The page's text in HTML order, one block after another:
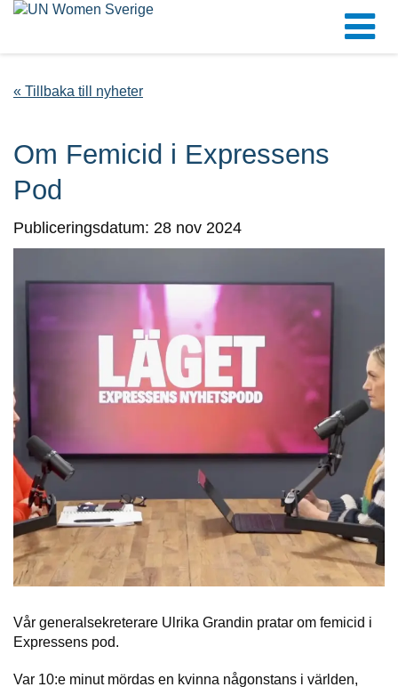
« Tillbaka till nyheter
Om Femicid i Expressens
Pod
Publiceringsdatum: 28 nov 2024
Vår generalsekreterare Ulrika Grandin pratar om femicid i
Expressens pod.
Var 10:e minut mördas en kvinna någonstans i världen,